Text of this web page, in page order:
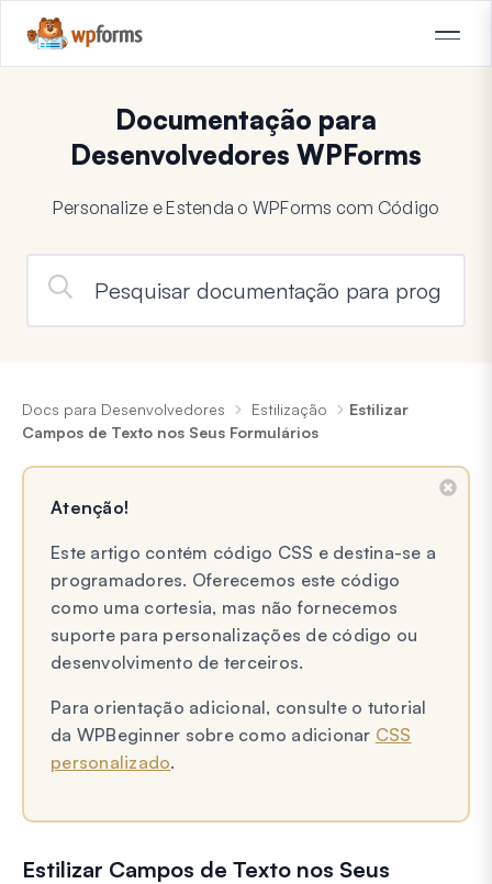
Documentação para
Desenvolvedores WPForms
Personalize e Estenda o WPForms com Código
Docs para Desenvolvedores Estilização
Estilizar
Campos de Texto nos Seus Formulários
Atenção!
Este artigo contém código CSS e destina-se a
programadores. Oferecemos este código
como uma cortesia, mas não fornecemos
suporte para personalizações de código ou
desenvolvimento de terceiros.
Para orientação adicional, consulte o tutorial
da WPBeginner sobre como adicionar CSS
personalizado.
Estilizar Campos de Texto nos Seus